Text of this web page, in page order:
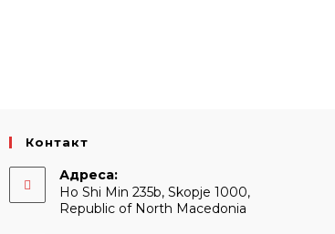
Контакт
Адреса:
Ho Shi Min 235b, Skopje 1000,
Republic of North Macedonia